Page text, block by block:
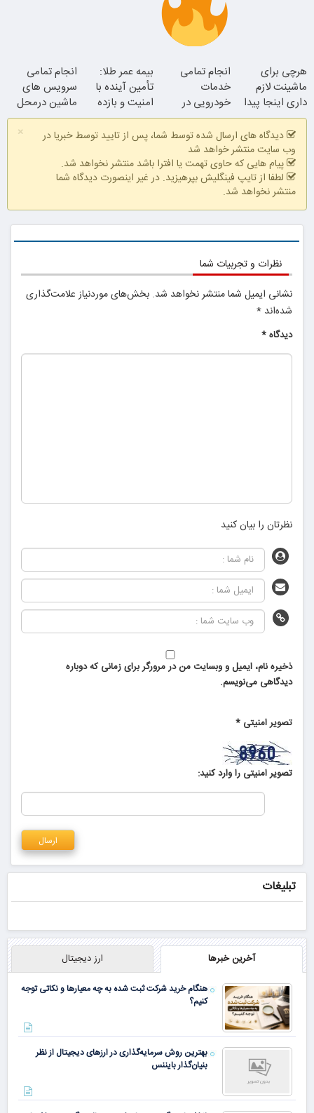
همین الان ببین
محدود!!!!
هرچی برای
ماشینت لازم
داری اینجا پیدا
میشه!!!ثبت نام
در یدک
انجام تمامی
خدمات
خودرویی در
محل با یدک
دات کام
بیمه عمر طلا:
تأمین آینده با
امنیت و بازده
بالا
انجام تمامی
سرویس های
ماشین درمحل
×
دیدگاه های ارسال شده توسط شما، پس از تایید توسط خبریا در
وب سایت منتشر خواهد شد
پیام هایی که حاوی تهمت یا افترا باشد منتشر نخواهد شد.
لطفا از تایپ فینگلیش بپرهیزید. در غیر اینصورت دیدگاه شما
منتشر نخواهد شد.
نظرات و تجربیات شما
نشانی ایمیل شما منتشر نخواهد شد. بخش‌های موردنیاز علامت‌گذاری
شده‌اند *
دیدگاه*
نظرتان را بیان کنید
ذخیره نام، ایمیل و وبسایت من در مرورگر برای زمانی که دوباره
دیدگاهی می‌نویسم.
تصویر امنیتی *
تصویر امنیتی را وارد کنید:
تبلیغات
آخرین خبرها ارز دیجیتال
هنگام خرید شرکت ثبت شده به چه معیارها و نکاتی توجه
کنیم؟
بهترین روش سرمایه‌گذاری در ارزهای دیجیتال از نظر
بنیان‌گذار بایننس